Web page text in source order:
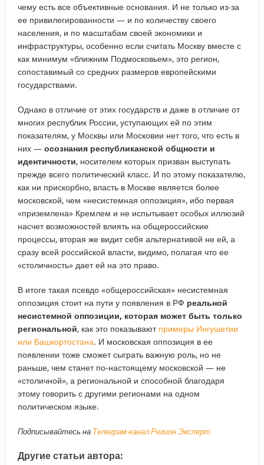
чему есть все объективные основания. И не только из-за
ее привилегированности — и по количеству своего
населения, и по масштабам своей экономики и
инфраструктуры, особенно если считать Москву вместе с
как минимум «ближним Подмосковьем», это регион,
сопоставимый со средних размеров европейскими
государствами.
Однако в отличие от этих государств и даже в отличие от
многих республик России, уступающих ей по этим
показателям, у Москвы или Московии нет того, что есть в
них — осознания республиканской общности и
идентичности, носителем которых призван выступать
прежде всего политический класс. И по этому показателю,
как ни прискорбно, власть в Москве является более
московской, чем «несистемная оппозиция», ибо первая
«приземлена» Кремлем и не испытывает особых иллюзий
насчет возможностей влиять на общероссийские
процессы, вторая же видит себя альтернативой не ей, а
сразу всей российской власти, видимо, полагая что ее
«столичность» дает ей на это право.
В итоге такая псевдо «общероссийская» несистемная
оппозиция стоит на пути у появления в РФ реальной
несистемной оппозиции, которая может быть только
региональной, как это показывают примеры Ингушетии
или Башкортостана. И московская оппозиция в ее
появлении тоже сможет сыграть важную роль, но не
раньше, чем станет по-настоящему московской — не
«столичной», а региональной и способной благодаря
этому говорить с другими регионами на одном
политическом языке.
Подписывайтесь на Телеграм-канал Регион.Эксперт
Другие статьи автора: